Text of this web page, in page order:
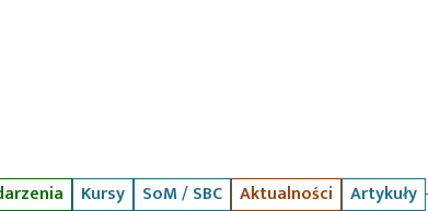
Kursy SoM / SBC Aktualności
Artykuły